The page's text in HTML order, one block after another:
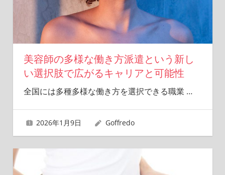
美容師の多様な働き方派遣という新し
い選択肢で広がるキャリアと可能性
全国には多種多様な働き方を選択できる職業 …
2026年1月9日 Goffredo